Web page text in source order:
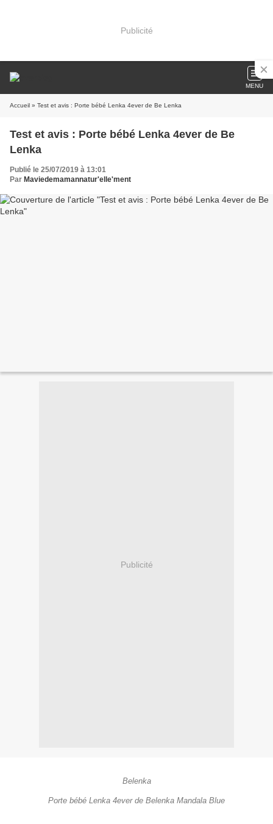
Publicité
MENU
Accueil » Test et avis : Porte bébé Lenka 4ever de Be Lenka
Test et avis : Porte bébé Lenka 4ever de Be
Lenka
Publié le 25/07/2019 à 13:01
Par Maviedemamannatur'elle'ment
Publicité
Belenka
Porte bébé Lenka 4ever de Belenka Mandala Blue